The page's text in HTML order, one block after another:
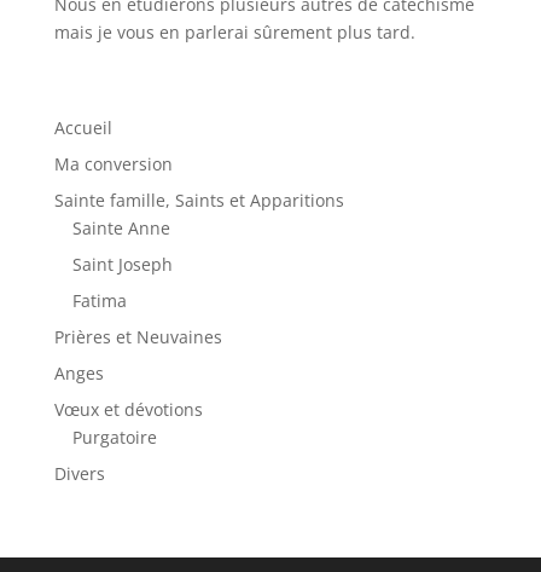
mais je vous en parlerai sûrement plus tard.
Accueil
Ma conversion
Sainte famille, Saints et Apparitions
Sainte Anne
Saint Joseph
Fatima
Prières et Neuvaines
Anges
Vœux et dévotions
Purgatoire
Divers